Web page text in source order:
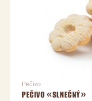
Pečivo
PEČIVO «SLNEČNÝ»